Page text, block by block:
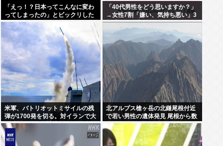
「えっ！？日本ってこんなに変わ
ってしまったの」とビックリした
こと
「40代男性をどう思いますか？」
→女性7割「嫌い、気持ち悪い」3
割「知った事ではない」と回答。
米軍、パトリオットミサイルの残
弾が1700発を切る。対イランで大
量消耗した分を補填するのに2年
以上かかる模様。
北アルプス槍ヶ岳の北鎌尾根付近
で若い男性の遺体発見 尾根から数
百メートル下の急斜面 付近では男
子大学生の行方がわからず